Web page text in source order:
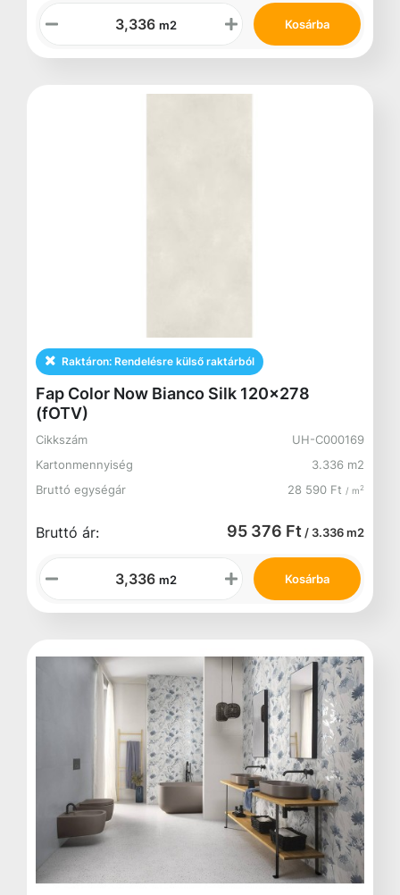
m2 Kosárba
Raktáron: Rendelésre külső raktárból
Fap Color Now Bianco Silk 120x278
(fOTV)
Cikkszám
UH-C000169
Kartonmennyiség
3.336 m2
Bruttó egységár
28 590 Ft / m2
Bruttó ár: 95 376 Ft / 3.336 m2
m2 Kosárba